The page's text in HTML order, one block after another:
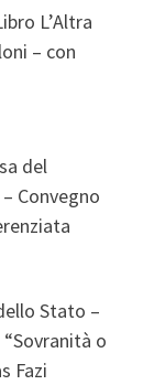
L’Altra
– con
del
Convegno
Stato –
o
Fazi